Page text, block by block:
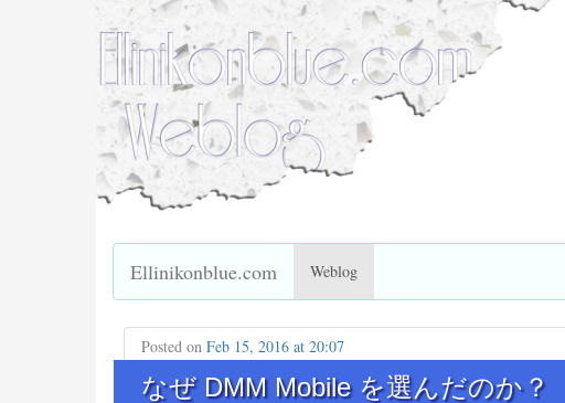
Ellinikonblue.com Weblog
Posted on Feb 15, 2016 at 20:07
なぜ DMM Mobile を選んだのか？